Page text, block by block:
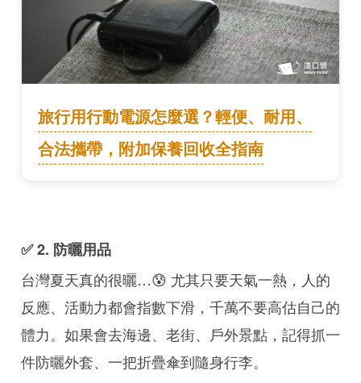
旅行用行動電源怎麼選？輕便、耐用、
合法攜帶，附加保養回收全指南
✅ 2. 防曬用品
台灣夏天真的很曬…😰 尤其只要天氣一熱，人的
反應、活動力都會指數下滑，千萬不要高估自己的
體力。如果會去海邊、老街、戶外景點，記得抓一
件防曬外套、一把折疊傘到隨身行李。